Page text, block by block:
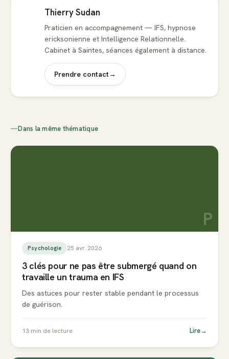
Thierry Sudan
Praticien en accompagnement — IFS, hypnose
ericksonienne et Intelligence Relationnelle.
Cabinet à Saintes, séances également à distance.
Prendre contact→
—Dans la même thématique
P
Psychologie 25 avr. 2026
3 clés pour ne pas être submergé quand on
travaille un trauma en IFS
Des astuces pour rester stable pendant le processus
de guérison.
13 min de lecture Lire→